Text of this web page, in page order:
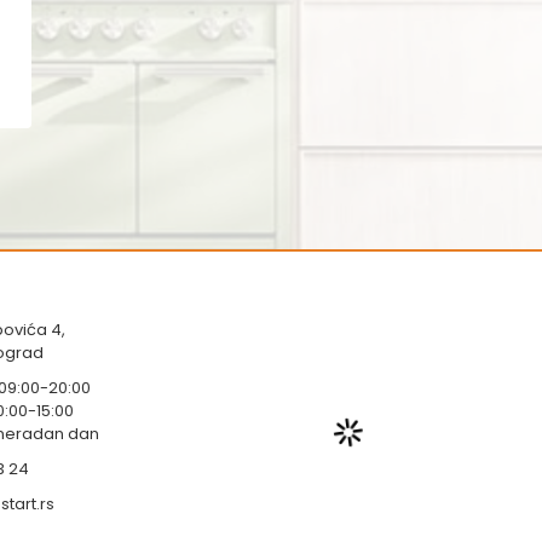
4,
20:00
15:00
dan
24